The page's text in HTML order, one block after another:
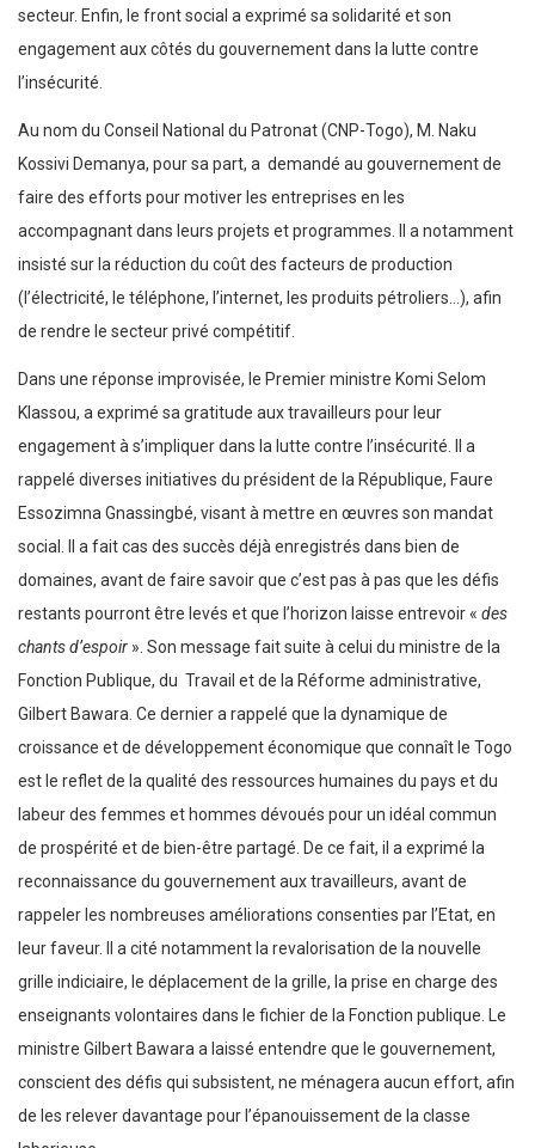
secteur. Enfin, le front social a exprimé sa solidarité et son
engagement aux côtés du gouvernement dans la lutte contre
l’insécurité.
Au nom du Conseil National du Patronat (CNP-Togo), M. Naku
Kossivi Demanya, pour sa part, a demandé au gouvernement de
faire des efforts pour motiver les entreprises en les
accompagnant dans leurs projets et programmes. Il a notamment
insisté sur la réduction du coût des facteurs de production
(l’électricité, le téléphone, l’internet, les produits pétroliers…), afin
de rendre le secteur privé compétitif.
Dans une réponse improvisée, le Premier ministre Komi Selom
Klassou, a exprimé sa gratitude aux travailleurs pour leur
engagement à s’impliquer dans la lutte contre l’insécurité. Il a
rappelé diverses initiatives du président de la République, Faure
Essozimna Gnassingbé, visant à mettre en œuvres son mandat
social. Il a fait cas des succès déjà enregistrés dans bien de
domaines, avant de faire savoir que c’est pas à pas que les défis
restants pourront être levés et que l’horizon laisse entrevoir « des
chants d’espoir ». Son message fait suite à celui du ministre de la
Fonction Publique, du Travail et de la Réforme administrative,
Gilbert Bawara. Ce dernier a rappelé que la dynamique de
croissance et de développement économique que connaît le Togo
est le reflet de la qualité des ressources humaines du pays et du
labeur des femmes et hommes dévoués pour un idéal commun
de prospérité et de bien-être partagé. De ce fait, il a exprimé la
reconnaissance du gouvernement aux travailleurs, avant de
rappeler les nombreuses améliorations consenties par l’Etat, en
leur faveur. Il a cité notamment la revalorisation de la nouvelle
grille indiciaire, le déplacement de la grille, la prise en charge des
enseignants volontaires dans le fichier de la Fonction publique. Le
ministre Gilbert Bawara a laissé entendre que le gouvernement,
conscient des défis qui subsistent, ne ménagera aucun effort, afin
de les relever davantage pour l’épanouissement de la classe